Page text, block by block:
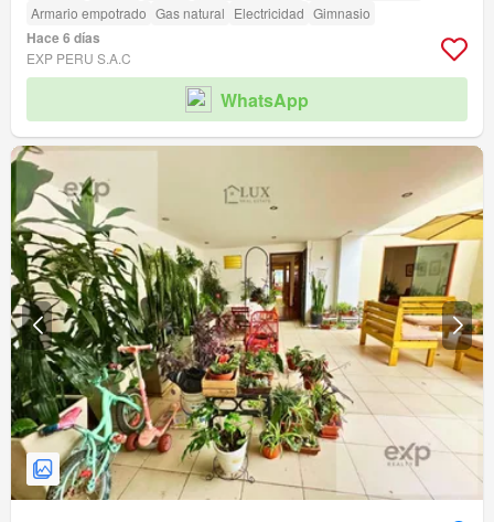
Armario empotrado Gas natural Electricidad Gimnasio
Hace 6 días
EXP PERU S.A.C
WhatsApp